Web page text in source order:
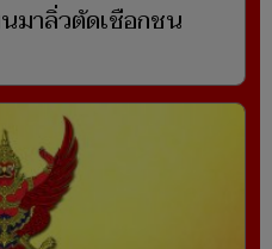
มาลิ่วตัดเชือกชน